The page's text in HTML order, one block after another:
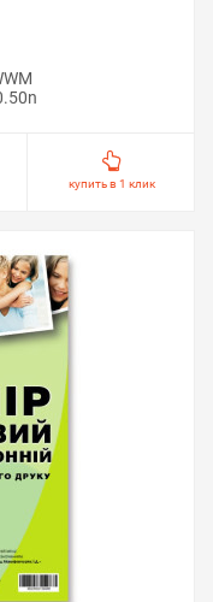
купить в 1 клик